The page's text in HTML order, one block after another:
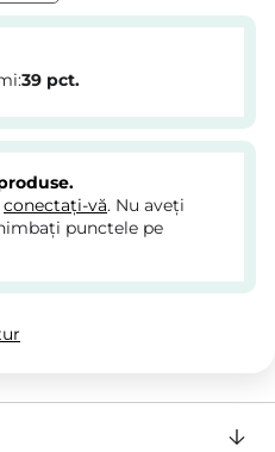
39 pct.
conectați-vă. Nu aveți
punctele pe